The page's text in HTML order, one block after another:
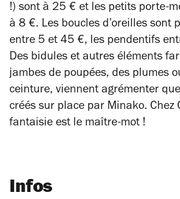
!) sont à 25 € et les petits porte-
à 8 €. Les boucles d’oreilles sont
entre 5 et 45 €, les pendentifs
Des bidules et autres éléments
jambes de poupées, des plumes
ceinture, viennent agrémenter
créés sur place par Minako. Chez
fantaisie est le maître-mot !
Infos